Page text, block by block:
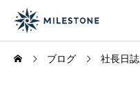
ブログ 社長日誌